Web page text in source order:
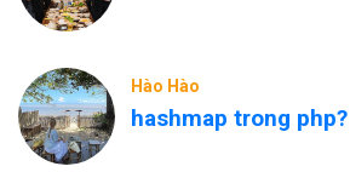
Hào Hào
hashmap trong php?